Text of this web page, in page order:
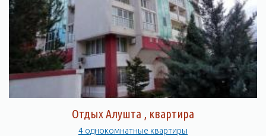
Отдых Алушта , квартира
4 однокомнатные квартиры